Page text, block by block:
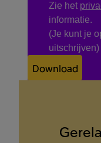
Zie het
informatie.
(Je kunt je
uitschrijven)
Download